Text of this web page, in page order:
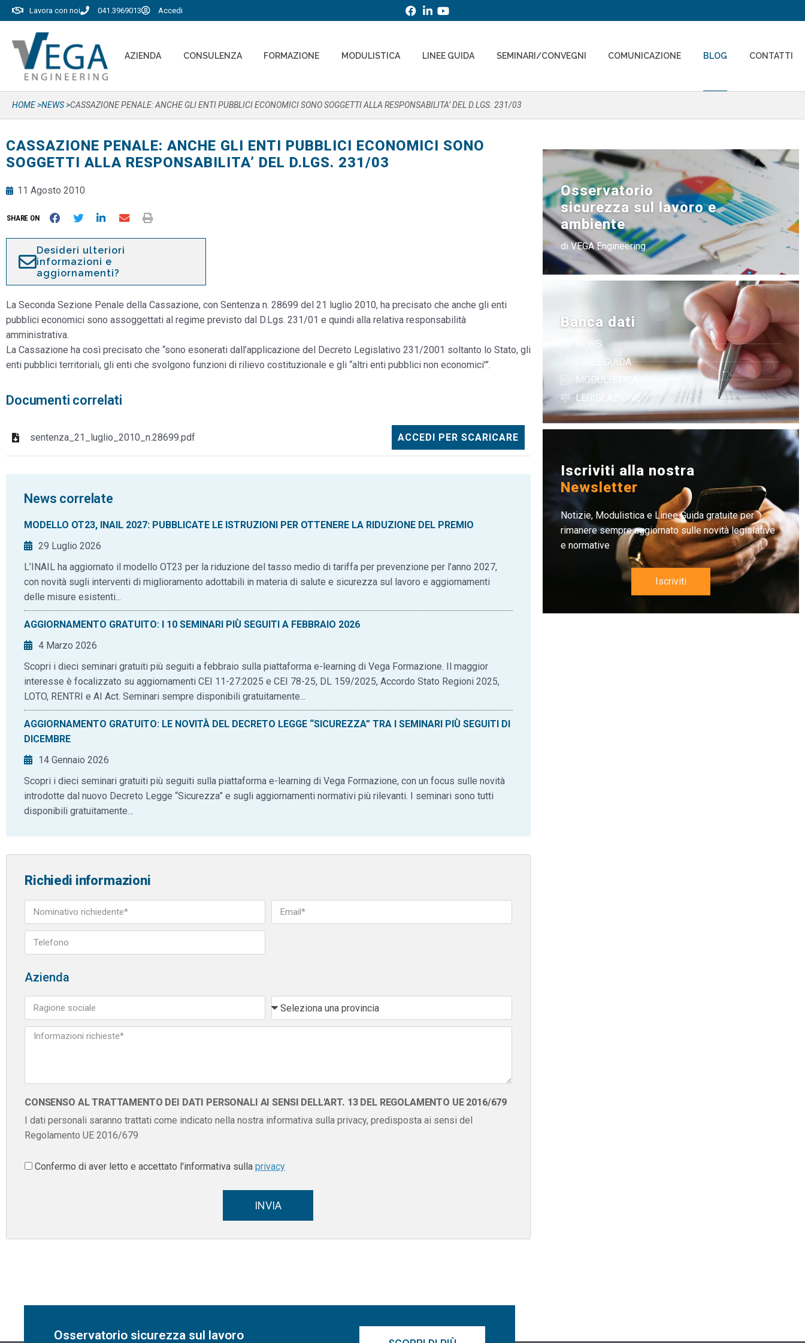
Lavora con noi 041.3969013 Accedi
AZIENDA CONSULENZA FORMAZIONE MODULISTICA LINEE GUIDA SEMINARI/CONVEGNI COMUNICAZIONE BLOG CONTATTI
HOME >NEWS >CASSAZIONE PENALE: ANCHE GLI ENTI PUBBLICI ECONOMICI SONO SOGGETTI ALLA RESPONSABILITA’ DEL D.LGS. 231/03
CASSAZIONE PENALE: ANCHE GLI ENTI PUBBLICI ECONOMICI SONO
SOGGETTI ALLA RESPONSABILITA’ DEL D.LGS. 231/03
11 Agosto 2010
SHARE ON
Desideri ulteriori
informazioni e
aggiornamenti?
La Seconda Sezione Penale della Cassazione, con Sentenza n. 28699 del 21 luglio 2010, ha precisato che anche gli enti
pubblici economici sono assoggettati al regime previsto dal D.Lgs. 231/01 e quindi alla relativa responsabilità
amministrativa.
La Cassazione ha così precisato che “sono esonerati dall’applicazione del Decreto Legislativo 231/2001 soltanto lo Stato, gli
enti pubblici territoriali, gli enti che svolgono funzioni di rilievo costituzionale e gli “altri enti pubblici non economici'”.
Documenti correlati
sentenza_21_luglio_2010_n.28699.pdf ACCEDI PER SCARICARE
News correlate
MODELLO OT23, INAIL 2027: PUBBLICATE LE ISTRUZIONI PER OTTENERE LA RIDUZIONE DEL PREMIO
29 Luglio 2026
L’INAIL ha aggiornato il modello OT23 per la riduzione del tasso medio di tariffa per prevenzione per l’anno 2027,
con novità sugli interventi di miglioramento adottabili in materia di salute e sicurezza sul lavoro e aggiornamenti
delle misure esistenti...
AGGIORNAMENTO GRATUITO: I 10 SEMINARI PIÙ SEGUITI A FEBBRAIO 2026
4 Marzo 2026
Scopri i dieci seminari gratuiti più seguiti a febbraio sulla piattaforma e-learning di Vega Formazione. Il maggior
interesse è focalizzato su aggiornamenti CEI 11-27:2025 e CEI 78-25, DL 159/2025, Accordo Stato Regioni 2025,
LOTO, RENTRI e AI Act. Seminari sempre disponibili gratuitamente...
AGGIORNAMENTO GRATUITO: LE NOVITÀ DEL DECRETO LEGGE “SICUREZZA” TRA I SEMINARI PIÙ SEGUITI DI
DICEMBRE
14 Gennaio 2026
Scopri i dieci seminari gratuiti più seguiti sulla piattaforma e-learning di Vega Formazione, con un focus sulle novità
introdotte dal nuovo Decreto Legge “Sicurezza” e sugli aggiornamenti normativi più rilevanti. I seminari sono tutti
disponibili gratuitamente…
Richiedi informazioni
Azienda
CONSENSO AL TRATTAMENTO DEI DATI PERSONALI AI SENSI DELL'ART. 13 DEL REGOLAMENTO UE 2016/679
I dati personali saranno trattati come indicato nella nostra informativa sulla privacy, predisposta ai sensi del
Regolamento UE 2016/679
Confermo di aver letto e accettato l'informativa sulla privacy
INVIA
Banca dati
NEWS
LINEE GUIDA
MODULISTICA
LEGISLAZIONE
Osservatorio
sicurezza sul lavoro e
ambiente
di VEGA Engineering
Iscriviti alla nostra
Newsletter
Notizie, Modulistica e Linee Guida gratuite per
rimanere sempre aggiornato sulle novità legislative
e normative
Iscriviti
Osservatorio sicurezza sul lavoro